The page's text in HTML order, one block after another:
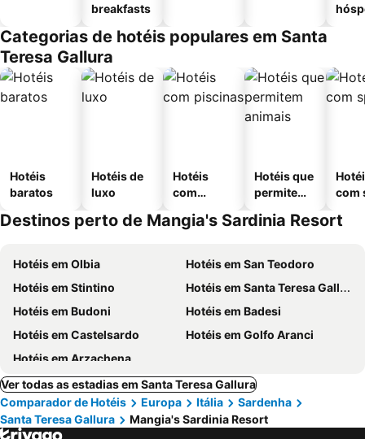
breakfasts
Categorias de hotéis populares em Santa
Teresa Gallura
Hotéis
baratos
Hotéis de
luxo
Hotéis
com
Hotéis que
permitem
com
Destinos perto de Mangia's Sardinia Resort
Hotéis em Olbia
Hotéis em San Teodoro
Hotéis em Stintino
Hotéis em Santa Teresa Gallura
Hotéis em Budoni
Hotéis em Badesi
Hotéis em Castelsardo
Hotéis em Golfo Aranci
Hotéis em Arzachena
Ver todas as estadias em Santa Teresa Gallura
Comparador de Hotéis
Europa Itália
Sardenha
Santa Teresa Gallura
Mangia's Sardinia Resort